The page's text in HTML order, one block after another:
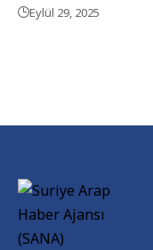
Eylül 29, 2025